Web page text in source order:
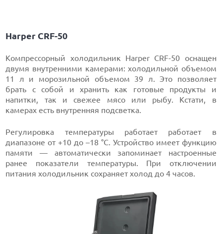
Harper CRF-50
Компрессорный холодильник Harper CRF-50 оснащен
двумя внутренними камерами: холодильной объемом
11 л и морозильной объемом 39 л. Это позволяет
брать с собой и хранить как готовые продукты и
напитки, так и свежее мясо или рыбу. Кстати, в
камерах есть внутренняя подсветка.
Регулировка температуры работает работает в
диапазоне от +10 до –18 °C. Устройство имеет функцию
памяти — автоматически запоминает настроенные
ранее показатели температуры. При отключении
питания холодильник сохраняет холод до 4 часов.